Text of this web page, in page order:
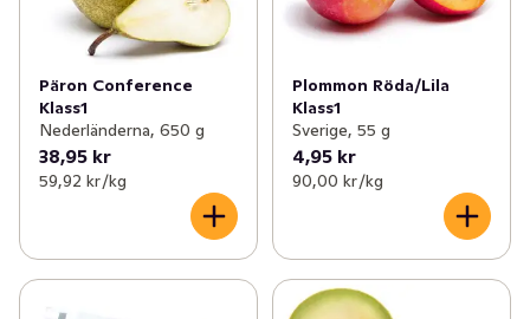
Päron Conference
Klass1
Nederländerna, 650 g
38,95 kr
59,92 kr /kg
Plommon Röda/Lila
Klass1
Sverige, 55 g
4,95 kr
90,00 kr /kg